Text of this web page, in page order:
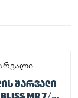
ᲨᲐᲠᲕᲐᲚᲘ